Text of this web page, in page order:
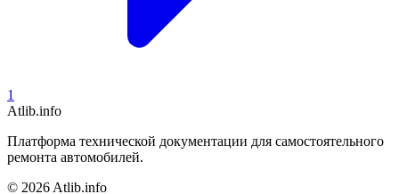
1
Atlib.info
Платформа технической документации для самостоятельного
ремонта автомобилей.
© 2026 Atlib.info